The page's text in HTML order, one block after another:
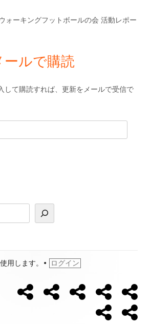
ォーキングフットボールの会 活動レポー
ルで購読
して購読すれば、更新をメールで受信で
用します。 • ログイン
【ウ
ォ
【開
催
Ｌ
Ｉ
ブ
ロ
新
着
ブ
ロ
カ
テ
プ
ロ
お
問